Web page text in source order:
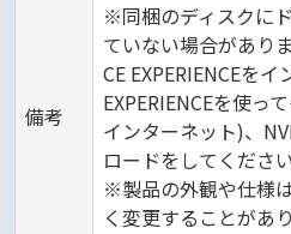
備考
※同梱のディスクに
ていない場合があり
CE EXPERIENCEを
EXPERIENCEを使っ
インターネット)、
ロードをしてください
※製品の外観や仕様
く変更することがあり